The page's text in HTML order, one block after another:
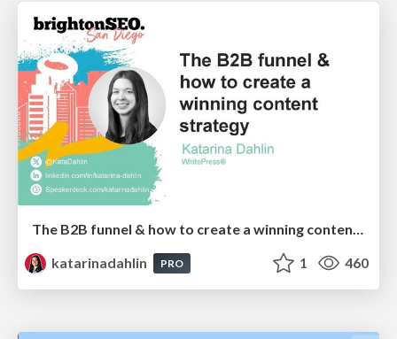
katarinadahlin
PRO 1 460